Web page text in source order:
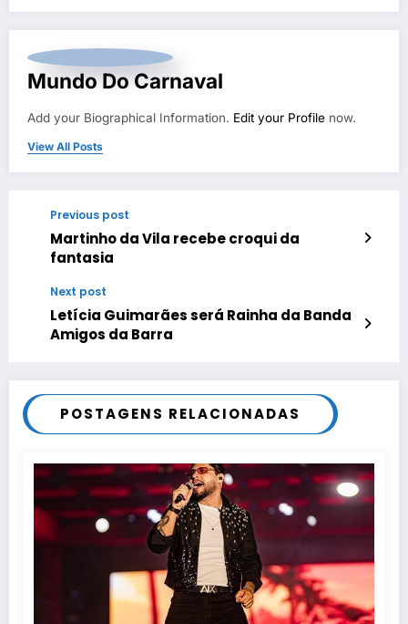
Mundo Do Carnaval
Add your Biographical Information. Edit your Profile now.
View All Posts
Previous post
Martinho da Vila recebe croqui da
fantasia
Next post
Letícia Guimarães será Rainha da Banda
Amigos da Barra
POSTAGENS RELACIONADAS